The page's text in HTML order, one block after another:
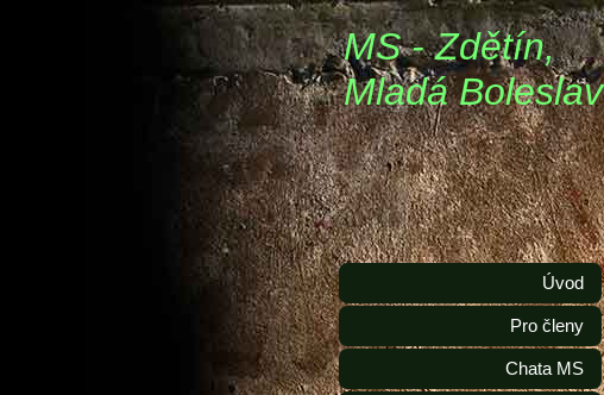
MS - Zdětín,
Mladá Boleslav
Úvod
Pro členy
Chata MS